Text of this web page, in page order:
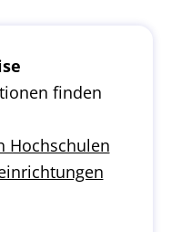
finden
Hochschulen